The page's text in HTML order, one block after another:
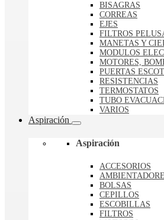
BISAGRAS
CORREAS
EJES
FILTROS
MANETAS Y
MODULOS
MOTORES,
PUERTAS
RESISTENCIAS
TERMOSTATOS
TUBO
VARIOS
Aspiración
Aspiración
ACCESORIOS
BOLSAS
CEPILLOS
ESCOBILLAS
FILTROS